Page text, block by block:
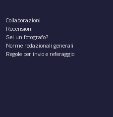
Collaborazioni
Recensioni
Sei un fotografo?
Norme redazionali generali
Regole per invio e referaggio